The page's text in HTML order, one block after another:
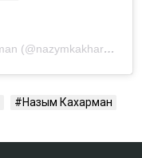
Публикация от Nazym Kakharman (@nazymkakharman)
Назым Кахарман